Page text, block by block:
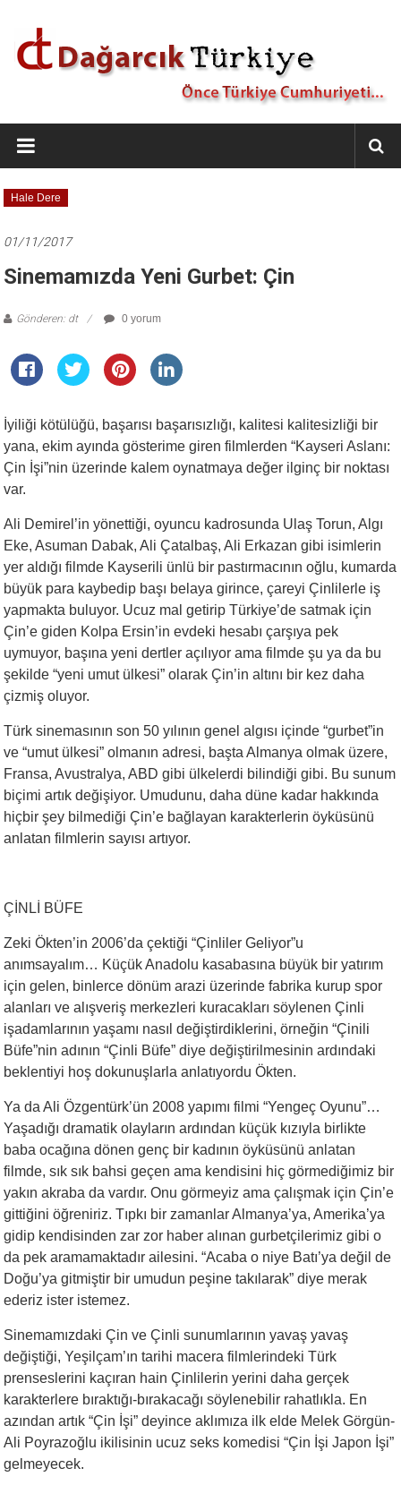
Dağarcık
Türkiye
Önce
Türkiye
Hale Dere
01/11/2017
Sinemamızda Yeni Gurbet: Çin
Gönderen: dt 0 yorum
İyiliği kötülüğü, başarısı başarısızlığı, kalitesi kalitesizliği bir
yana, ekim ayında gösterime giren filmlerden “Kayseri Aslanı:
Çin İşi”nin üzerinde kalem oynatmaya değer ilginç bir noktası
var.
Ali Demirel’in yönettiği, oyuncu kadrosunda Ulaş Torun, Algı
Eke, Asuman Dabak, Ali Çatalbaş, Ali Erkazan gibi isimlerin
yer aldığı filmde Kayserili ünlü bir pastırmacının oğlu, kumarda
büyük para kaybedip başı belaya girince, çareyi Çinlilerle iş
yapmakta buluyor. Ucuz mal getirip Türkiye’de satmak için
Çin’e giden Kolpa Ersin’in evdeki hesabı çarşıya pek
uymuyor, başına yeni dertler açılıyor ama filmde şu ya da bu
şekilde “yeni umut ülkesi” olarak Çin’in altını bir kez daha
çizmiş oluyor.
Türk sinemasının son 50 yılının genel algısı içinde “gurbet”in
ve “umut ülkesi” olmanın adresi, başta Almanya olmak üzere,
Fransa, Avustralya, ABD gibi ülkelerdi bilindiği gibi. Bu sunum
biçimi artık değişiyor. Umudunu, daha düne kadar hakkında
hiçbir şey bilmediği Çin’e bağlayan karakterlerin öyküsünü
anlatan filmlerin sayısı artıyor.
ÇİNLİ BÜFE
Zeki Ökten’in 2006’da çektiği “Çinliler Geliyor”u
anımsayalım… Küçük Anadolu kasabasına büyük bir yatırım
için gelen, binlerce dönüm arazi üzerinde fabrika kurup spor
alanları ve alışveriş merkezleri kuracakları söylenen Çinli
işadamlarının yaşamı nasıl değiştirdiklerini, örneğin “Çinili
Büfe”nin adının “Çinli Büfe” diye değiştirilmesinin ardındaki
beklentiyi hoş dokunuşlarla anlatıyordu Ökten.
Ya da Ali Özgentürk’ün 2008 yapımı filmi “Yengeç Oyunu”…
Yaşadığı dramatik olayların ardından küçük kızıyla birlikte
baba ocağına dönen genç bir kadının öyküsünü anlatan
filmde, sık sık bahsi geçen ama kendisini hiç görmediğimiz bir
yakın akraba da vardır. Onu görmeyiz ama çalışmak için Çin’e
gittiğini öğreniriz. Tıpkı bir zamanlar Almanya’ya, Amerika’ya
gidip kendisinden zar zor haber alınan gurbetçilerimiz gibi o
da pek aramamaktadır ailesini. “Acaba o niye Batı’ya değil de
Doğu’ya gitmiştir bir umudun peşine takılarak” diye merak
ederiz ister istemez.
Sinemamızdaki Çin ve Çinli sunumlarının yavaş yavaş
değiştiği, Yeşilçam’ın tarihi macera filmlerindeki Türk
prenseslerini kaçıran hain Çinlilerin yerini daha gerçek
karakterlere bıraktığı-bırakacağı söylenebilir rahatlıkla. En
azından artık “Çin İşi” deyince aklımıza ilk elde Melek Görgün-
Ali Poyrazoğlu ikilisinin ucuz seks komedisi “Çin İşi Japon İşi”
gelmeyecek.